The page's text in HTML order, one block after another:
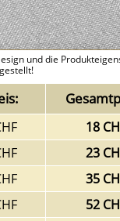
und die
18
23
35
52